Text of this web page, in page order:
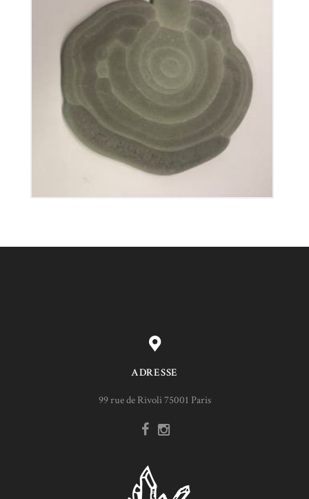
ADRESSE
99 rue de Rivoli 75001 Paris